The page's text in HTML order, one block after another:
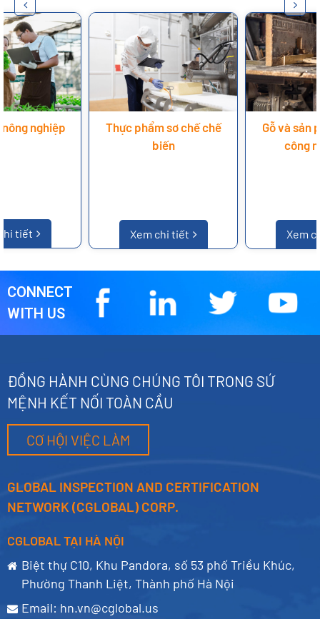
Thực phẩm sơ chế chế
Xem chi tiết
Gỗ và sản phẩm gỗ
công mỹ nghệ
Xem chi tiết
CONNECT
WITH US
ĐỒNG HÀNH CÙNG CHÚNG TÔI TRONG SỨ
MỆNH KẾT NỐI TOÀN CẦU
CƠ HỘI VIỆC LÀM
GLOBAL INSPECTION AND CERTIFICATION
NETWORK (CGLOBAL) CORP.
CGLOBAL TẠI HÀ NỘI
Biệt thự C10, Khu Pandora, số 53 phố Triều Khúc,
Phường Thanh Liệt, Thành phố Hà Nội
Email: hn.vn@cglobal.us